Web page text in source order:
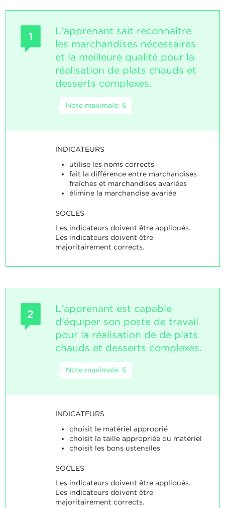
1
L'apprenant sait reconnaître
les marchandises nécessaires
et la meilleure qualité pour la
réalisation de plats chauds et
desserts complexes.
Note maximale: 6
INDICATEURS
utilise les noms corrects
fait la différence entre marchandises
fraîches et marchandises avariées
élimine la marchandise avariée
SOCLES
Les indicateurs doivent être appliqués.
Les indicateurs doivent être
majoritairement corrects.
2
L'apprenant est capable
d’équiper son poste de travail
pour la réalisation de de plats
chauds et desserts complexes.
Note maximale: 6
INDICATEURS
choisit le matériel approprié
choisit la taille appropriée du matériel
choisit les bons ustensiles
SOCLES
Les indicateurs doivent être appliqués.
Les indicateurs doivent être
majoritairement corrects.